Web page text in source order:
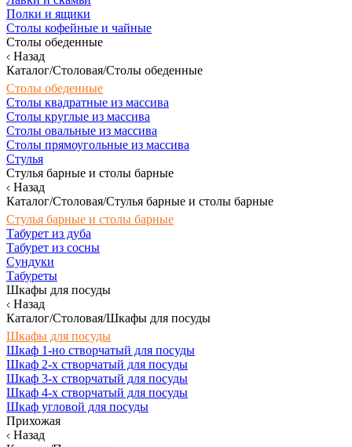
Полки и ящики
Столы кофейные и чайные
Столы обеденные
Назад
Каталог/Столовая/Столы обеденные
Столы обеденные
Столы квадратные из массива
Столы круглые из массива
Столы овальные из массива
Столы прямоугольные из массива
Стулья
Стулья барные и столы барные
Назад
Каталог/Столовая/Стулья барные и столы барные
Стулья барные и столы барные
Табурет из дуба
Табурет из сосны
Сундуки
Табуреты
Шкафы для посуды
Назад
Каталог/Столовая/Шкафы для посуды
Шкафы для посуды
Шкаф 1-но створчатый для посуды
Шкаф 2-х створчатый для посуды
Шкаф 3-х створчатый для посуды
Шкаф 4-х створчатый для посуды
Шкаф угловой для посуды
Прихожая
Назад